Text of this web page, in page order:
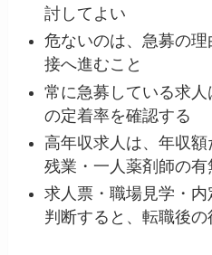
討してよい
危ないのは、急募の
接へ進むこと
常に急募している求
の定着率を確認する
高年収求人は、年収額
残業・一人薬剤師の有
求人票・職場見学・
判断すると、転職後